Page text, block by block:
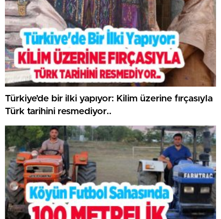
Türkiye’de bir ilki yapıyor: Kilim üzerine fırçasıyla
Türk tarihini resmediyor..